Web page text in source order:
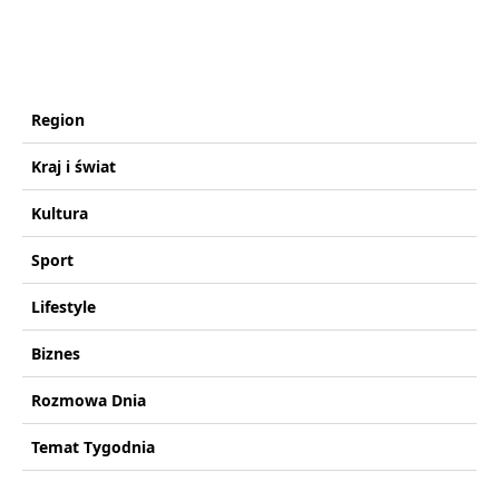
Region
Kraj i świat
Kultura
Sport
Lifestyle
Biznes
Rozmowa Dnia
Temat Tygodnia